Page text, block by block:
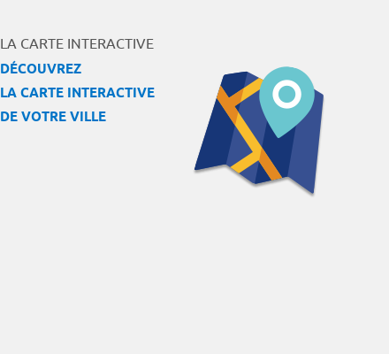
LA CARTE INTERACTIVE
DÉCOUVREZ
LA CARTE INTERACTIVE
DE VOTRE VILLE